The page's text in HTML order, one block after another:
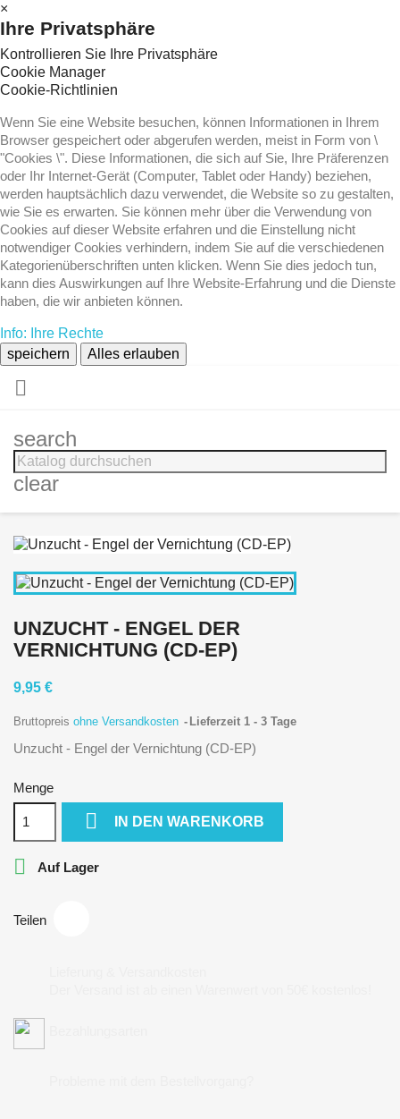
×
Ihre Privatsphäre
Kontrollieren Sie Ihre Privatsphäre
Cookie Manager
Cookie-Richtlinien
Wenn Sie eine Website besuchen, können Informationen in Ihrem
Browser gespeichert oder abgerufen werden, meist in Form von \
"Cookies \". Diese Informationen, die sich auf Sie, Ihre Präferenzen
oder Ihr Internet-Gerät (Computer, Tablet oder Handy) beziehen,
werden hauptsächlich dazu verwendet, die Website so zu gestalten,
wie Sie es erwarten. Sie können mehr über die Verwendung von
Cookies auf dieser Website erfahren und die Einstellung nicht
notwendiger Cookies verhindern, indem Sie auf die verschiedenen
Kategorienüberschriften unten klicken. Wenn Sie dies jedoch tun,
kann dies Auswirkungen auf Ihre Website-Erfahrung und die Dienste
haben, die wir anbieten können.
Info: Ihre Rechte
speichern
Alles erlauben

search
clear
UNZUCHT - ENGEL DER
VERNICHTUNG (CD-EP)
9,95 €
Bruttopreis ohne Versandkosten Lieferzeit 1 - 3 Tage
Unzucht - Engel der Vernichtung (CD-EP)
Menge
 IN DEN WARENKORB
 Auf Lager
Teilen